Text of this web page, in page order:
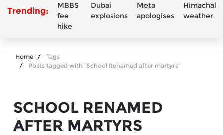
Trending:
MBBS
fee
hike
Dubai
explosions
Meta
apologises
Himachal
weather
Home
Tags
Posts tagged with "School Renamed after martyrs"
SCHOOL RENAMED
AFTER MARTYRS